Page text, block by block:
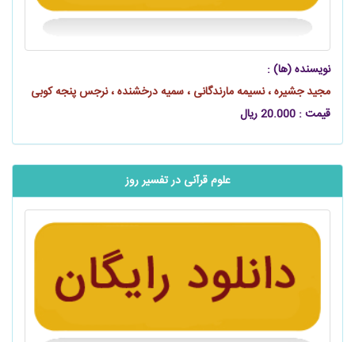
نویسنده (ها) :
مجید جشیره ، نسیمه مارندگانی ، سمیه درخشنده ، نرجس پنجه کوبی
قیمت : 20.000 ریال
علوم قرآنی در تفسیر روز